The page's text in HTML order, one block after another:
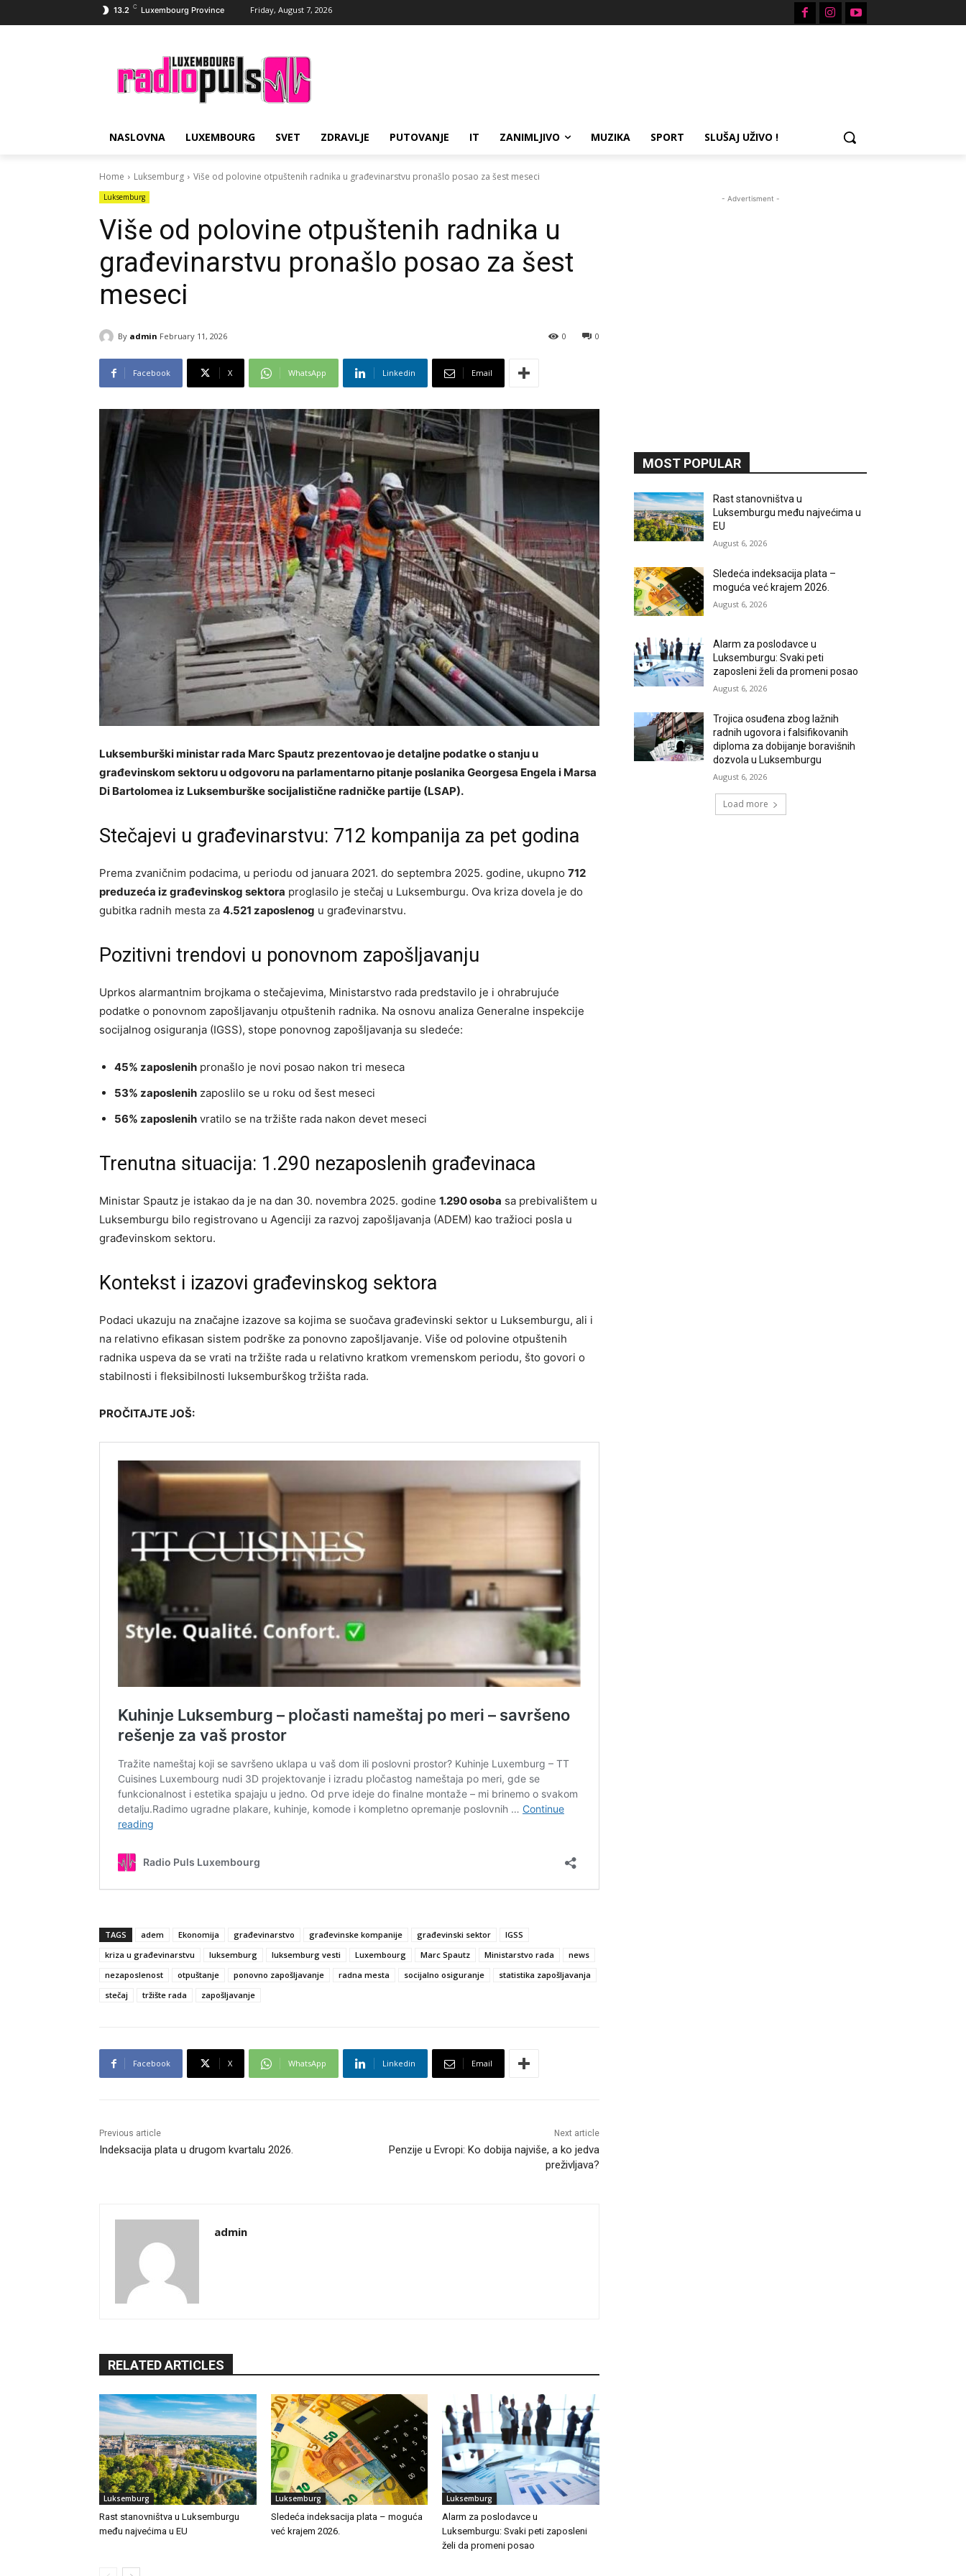
13.2 C Luxembourg Province Friday, August 7, 2026
NASLOVNA LUXEMBOURG SVET ZDRAVLJE PUTOVANJE IT ZANIMLJIVO MUZIKA SPORT SLUŠAJ UŽIVO !
Home Luksemburg Više od polovine otpuštenih radnika u građevinarstvu pronašlo posao za šest meseci
Luksemburg
Više od polovine otpuštenih radnika u
građevinarstvu pronašlo posao za šest
meseci
By admin February 11, 2026 0
0
Facebook X WhatsApp Linkedin Email
Luksemburški ministar rada Marc Spautz prezentovao je detaljne podatke o stanju u
građevinskom sektoru u odgovoru na parlamentarno pitanje poslanika Georgesa Engela i Marsa
Di Bartolomea iz Luksemburške socijalistične radničke partije (LSAP).
Stečajevi u građevinarstvu: 712 kompanija za pet godina
Prema zvaničnim podacima, u periodu od januara 2021. do septembra 2025. godine, ukupno 712
preduzeća iz građevinskog sektora proglasilo je stečaj u Luksemburgu. Ova kriza dovela je do
gubitka radnih mesta za 4.521 zaposlenog u građevinarstvu.
Pozitivni trendovi u ponovnom zapošljavanju
Uprkos alarmantnim brojkama o stečajevima, Ministarstvo rada predstavilo je i ohrabrujuće
podatke o ponovnom zapošljavanju otpuštenih radnika. Na osnovu analiza Generalne inspekcije
socijalnog osiguranja (IGSS), stope ponovnog zapošljavanja su sledeće:
45% zaposlenih pronašlo je novi posao nakon tri meseca
53% zaposlenih zaposlilo se u roku od šest meseci
56% zaposlenih vratilo se na tržište rada nakon devet meseci
Trenutna situacija: 1.290 nezaposlenih građevinaca
Ministar Spautz je istakao da je na dan 30. novembra 2025. godine 1.290 osoba sa prebivalištem u
Luksemburgu bilo registrovano u Agenciji za razvoj zapošljavanja (ADEM) kao tražioci posla u
građevinskom sektoru.
Kontekst i izazovi građevinskog sektora
Podaci ukazuju na značajne izazove sa kojima se suočava građevinski sektor u Luksemburgu, ali i
na relativno efikasan sistem podrške za ponovno zapošljavanje. Više od polovine otpuštenih
radnika uspeva da se vrati na tržište rada u relativno kratkom vremenskom periodu, što govori o
stabilnosti i fleksibilnosti luksemburškog tržišta rada.
PROČITAJTE JOŠ:
TAGS adem Ekonomija građevinarstvo građevinske kompanije građevinski sektor
IGSS
kriza u građevinarstvu
luksemburg luksemburg vesti Luxembourg Marc Spautz Ministarstvo rada
news
nezaposlenost
otpuštanje ponovno zapošljavanje radna mesta socijalno osiguranje
statistika zapošljavanja
stečaj
tržište rada zapošljavanje
Facebook X WhatsApp Linkedin Email
Previous article
Indeksacija plata u drugom kvartalu 2026.
Next article
Penzije u Evropi: Ko dobija najviše, a ko jedva
preživljava?
admin
RELATED ARTICLES
Luksemburg
Rast stanovništva u Luksemburgu
među najvećima u EU
Luksemburg
Sledeća indeksacija plata – moguća
već krajem 2026.
Luksemburg
Alarm za poslodavce u
Luksemburgu: Svaki peti zaposleni
želi da promeni posao
- Advertisment -
MOST POPULAR
Rast stanovništva u
Luksemburgu među najvećima u
EU
August 6, 2026
Sledeća indeksacija plata –
moguća već krajem 2026.
August 6, 2026
Alarm za poslodavce u
Luksemburgu: Svaki peti
zaposleni želi da promeni posao
August 6, 2026
Trojica osuđena zbog lažnih
radnih ugovora i falsifikovanih
diploma za dobijanje boravišnih
dozvola u Luksemburgu
August 6, 2026
Load more